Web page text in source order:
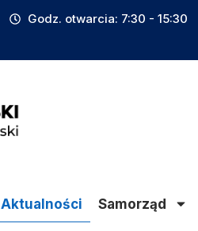
Godz. otwarcia: 7:30 - 15:30
Aktualności Samorząd